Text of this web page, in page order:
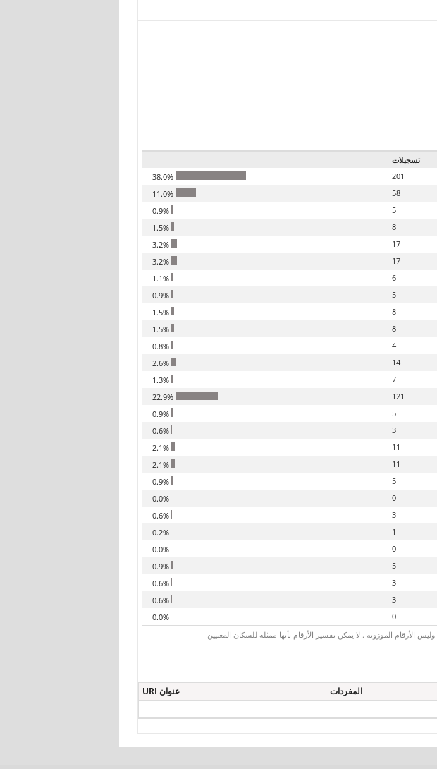
تسجيلات
201
58
5
8
17
17
6
5
8
8
4
14
7
121
5
3
11
11
5
0
3
1
0
5
3
3
0
الموزونة . لا يمكن تفسير الأرقام بأنها ممثلة للسكان المعنيين
المفردات
عنوان URI